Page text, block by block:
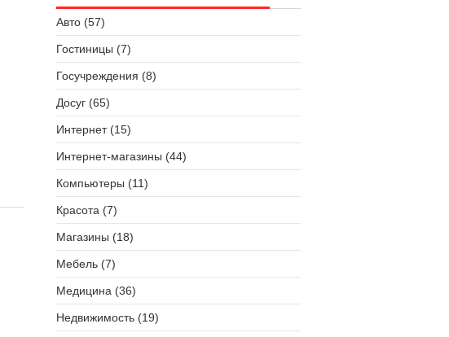
Авто (57)
Гостиницы (7)
Госучреждения (8)
Досуг (65)
Интернет (15)
Интернет-магазины (44)
Компьютеры (11)
Красота (7)
Магазины (18)
Мебель (7)
Медицина (36)
Недвижимость (19)